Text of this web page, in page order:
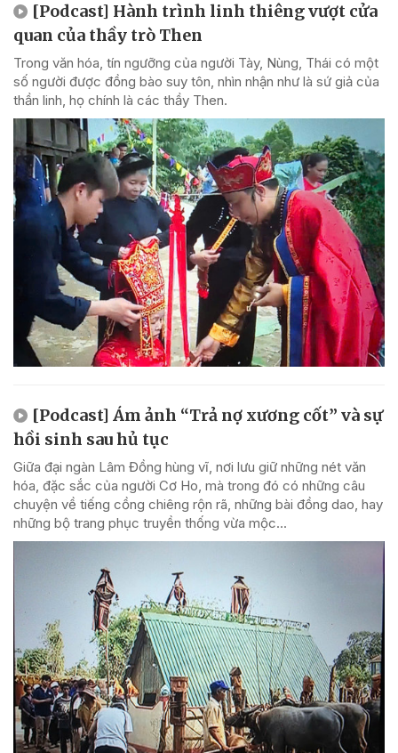
[Podcast] Hành trình linh thiêng vượt cửa
quan của thầy trò Then
Trong văn hóa, tín ngưỡng của người Tày, Nùng, Thái có một
số người được đồng bào suy tôn, nhìn nhận như là sứ giả của
thần linh, họ chính là các thầy Then.
[Podcast] Ám ảnh “Trả nợ xương cốt” và sự
hồi sinh sau hủ tục
Giữa đại ngàn Lâm Đồng hùng vĩ, nơi lưu giữ những nét văn
hóa, đặc sắc của người Cơ Ho, mà trong đó có những câu
chuyện về tiếng cồng chiêng rộn rã, những bài đồng dao, hay
những bộ trang phục truyền thống vừa mộc...